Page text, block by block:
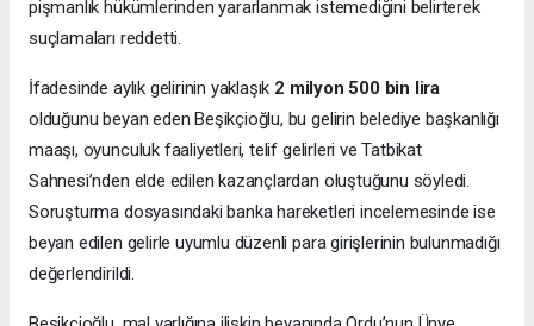
pişmanlık hükümlerinden yararlanmak istemediğini belirterek
suçlamaları reddetti.
İfadesinde aylık gelirinin yaklaşık 2 milyon 500 bin lira
olduğunu beyan eden Beşikçioğlu, bu gelirin belediye başkanlığı
maaşı, oyunculuk faaliyetleri, telif gelirleri ve Tatbikat
Sahnesi’nden elde edilen kazançlardan oluştuğunu söyledi.
Soruşturma dosyasındaki banka hareketleri incelemesinde ise
beyan edilen gelirle uyumlu düzenli para girişlerinin bulunmadığı
değerlendirildi.